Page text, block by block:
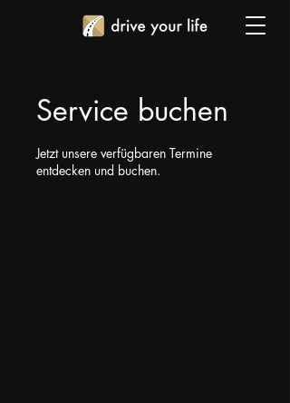
Service buchen
Jetzt unsere verfügbaren Termine
entdecken und buchen.